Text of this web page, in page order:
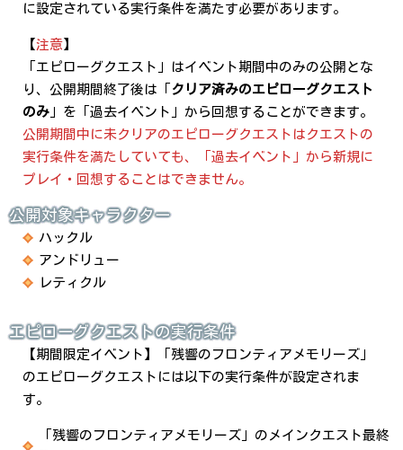
に設定されている実行条件を満たす必要があります。
【注意】
「エピローグクエスト」はイベント期間中のみの公開とな
り、公開期間終了後は「
クリア済みのエピローグクエスト
のみ 」を「過去イベント」から回想することができます。
公開期間中に未クリアのエピローグクエストはクエストの
実行条件を満たしていても、「過去イベント」から新規に
プレイ・回想することはできません。
公開対象キャラクター
ハックル
アンドリュー
レティクル
エピローグクエストの実行条件
【期間限定イベント】「残響のフロンティアメモリーズ」
のエピローグクエストには以下の実行条件が設定されま
す。
「残響のフロンティアメモリーズ」のメインクエスト最終